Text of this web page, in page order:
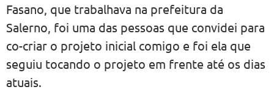
Fasano, que trabalhava na prefeitura da
Salerno, foi uma das pessoas que convidei para
co-criar o projeto inicial comigo e foi ela que
seguiu tocando o projeto em frente até os dias
atuais.